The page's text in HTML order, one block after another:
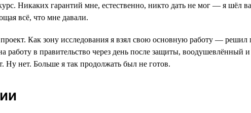
курс. Никаких гарантий мне, естественно, никто дать не мог — я
всё, что мне давали.
Как зону исследования я взял свою основную работу —
в правительство через день после защиты, воодушевлённый
Ну нет. Больше я так продолжать был не готов.